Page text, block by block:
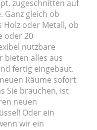
zugeschnitten auf
Ganz gleich ob
Holz oder Metall, ob
oder 20
nutzbare
bieten alles aus
fertig eingebaut.
Räume sofort
Sie brauchen, ist
neuen
Oder ein
wir ein